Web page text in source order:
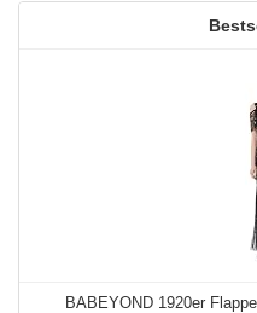
BABEYOND 1920er